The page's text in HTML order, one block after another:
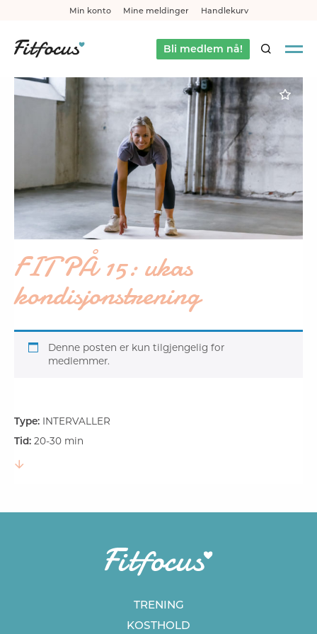
Min konto Mine meldinger Handlekurv
Bli medlem nå!SØK
FIT PÅ 15: ukas
kondisjonstrening
Denne posten er kun tilgjengelig for
medlemmer.
Type: INTERVALLER
Tid: 20-30 min
TRENING
KOSTHOLD